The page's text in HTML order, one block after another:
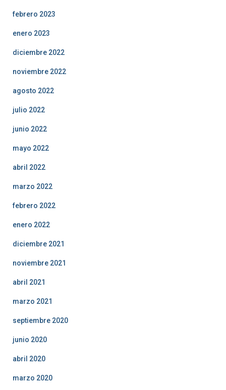
febrero 2023
enero 2023
diciembre 2022
noviembre 2022
agosto 2022
julio 2022
junio 2022
mayo 2022
abril 2022
marzo 2022
febrero 2022
enero 2022
diciembre 2021
noviembre 2021
abril 2021
marzo 2021
septiembre 2020
junio 2020
abril 2020
marzo 2020